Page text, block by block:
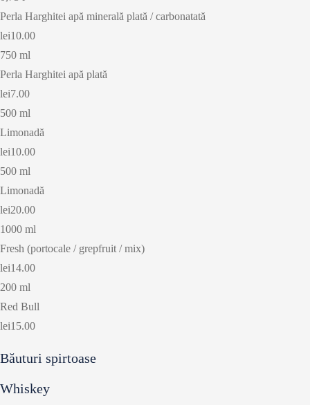
Perla Harghitei apă minerală plată / carbonatată
lei10.00
750 ml
Perla Harghitei apă plată
lei7.00
500 ml
Limonadă
lei10.00
500 ml
Limonadă
lei20.00
1000 ml
Fresh (portocale / grepfruit / mix)
lei14.00
200 ml
Red Bull
lei15.00
Băuturi spirtoase
Whiskey